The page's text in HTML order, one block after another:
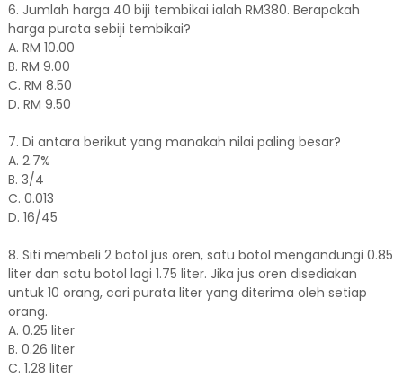
6. Jumlah harga 40 biji tembikai ialah RM380. Berapakah
harga purata sebiji tembikai?
A. RM 10.00
B. RM 9.00
C. RM 8.50
D. RM 9.50
7. Di antara berikut yang manakah nilai paling besar?
A. 2.7%
B. 3/4
C. 0.013
D. 16/45
8. Siti membeli 2 botol jus oren, satu botol mengandungi 0.85
liter dan satu botol lagi 1.75 liter. Jika jus oren disediakan
untuk 10 orang, cari purata liter yang diterima oleh setiap
orang.
A. 0.25 liter
B. 0.26 liter
C. 1.28 liter